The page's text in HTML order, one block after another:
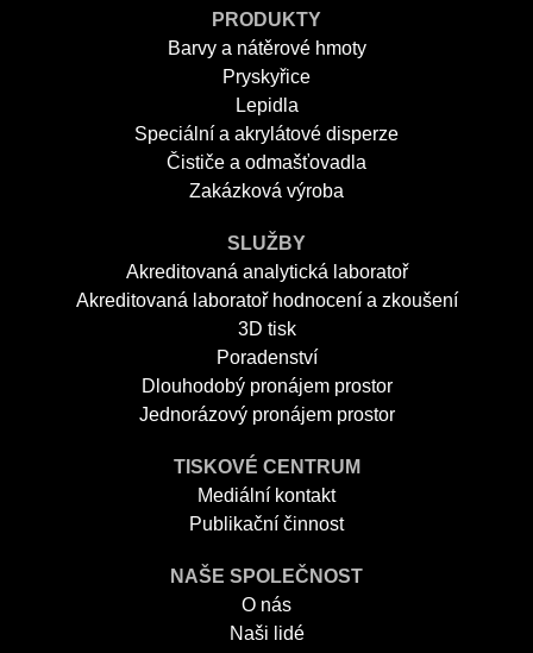
PRODUKTY
Barvy a nátěrové hmoty
Pryskyřice
Lepidla
Speciální a akrylátové disperze
Čističe a odmašťovadla
Zakázková výroba
SLUŽBY
Akreditovaná analytická laboratoř
Akreditovaná laboratoř hodnocení a zkoušení
3D tisk
Poradenství
Dlouhodobý pronájem prostor
Jednorázový pronájem prostor
TISKOVÉ CENTRUM
Mediální kontakt
Publikační činnost
NAŠE SPOLEČNOST
O nás
Naši lidé